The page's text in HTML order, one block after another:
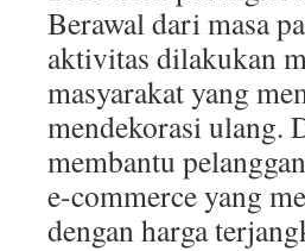
Berawal dari masa
aktivitas dilakukan
masyarakat yang
mendekorasi ulang.
membantu
e-commerce yang
dengan harga